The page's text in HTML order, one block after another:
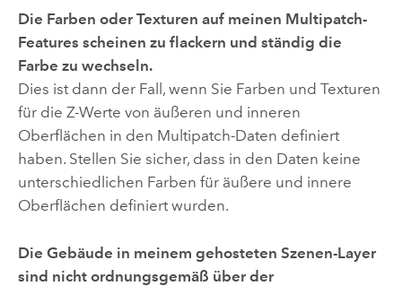
Die Farben oder Texturen auf meinen Multipatch-
Features scheinen zu flackern und ständig die
Farbe zu wechseln.
Dies ist dann der Fall, wenn Sie Farben und Texturen
für die Z-Werte von äußeren und inneren
Oberflächen in den Multipatch-Daten definiert
haben. Stellen Sie sicher, dass in den Daten keine
unterschiedlichen Farben für äußere und innere
Oberflächen definiert wurden.
Die Gebäude in meinem gehosteten Szenen-Layer
sind nicht ordnungsgemäß über der